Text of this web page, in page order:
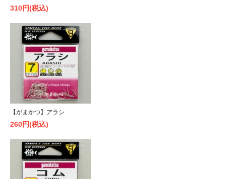
310円(税込)
【がまかつ】アラシ
260円(税込)